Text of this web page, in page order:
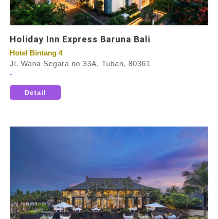
Holiday Inn Express Baruna Bali
Hotel Bintang 4
Jl. Wana Segara no 33A, Tuban, 80361
-
Detail